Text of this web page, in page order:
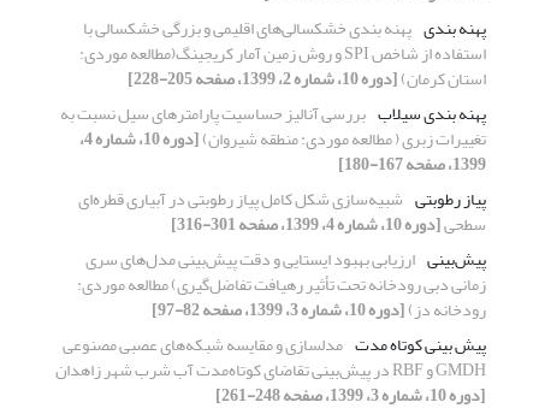
پهنه بندی پهنه بندی خشکسالی‌های اقلیمی و بزرگی خشکسالی با
استفاده از شاخص SPI و روش زمین آمار کریجینگ(مطالعه موردی:
استان کرمان)[دوره 10، شماره 2، 1399، صفحه 205-228]
پهنه بندی سیلاب‌‌ بررسی آنالیز حساسیت پارامترهای سیل نسبت به
تغییرات زبری ( مطالعه موردی: منطقه شیروان) [دوره 10، شماره 4،
1399، صفحه 167-180]
پیاز رطوبتی شبیه‌سازی شکل کامل پیاز رطوبتی در آبیاری قطره‌ای
سطحی[دوره 10، شماره 4، 1399، صفحه 301-316]
پیش‌بینی ارزیابی بهبود ایستایی و دقت پیش‌بینی مدل‌های سری
زمانی دبی رودخانه تحت تأثیر رهیافت تفاضل‌گیری) مطالعه موردی:
رودخانه دز)[دوره 10، شماره 3، 1399، صفحه 82-97]
پیش بینی کوتاه مدت مدلسازی و مقایسه شبکه‌های عصبی مصنوعی
GMDH و RBF در پیش‌بینی تقاضای کوتاه‌مدت آب شرب شهر زاهدان
[دوره 10، شماره 3، 1399، صفحه 248-261]